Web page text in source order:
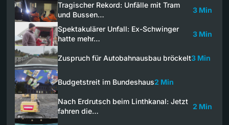
Tragischer Rekord: Unfälle mit Tram
und Bussen…
3 Min
Spektakulärer Unfall: Ex-Schwinger
hatte mehr…
3 Min
Zuspruch für Autobahnausbau bröckelt3 Min
Budgetstreit im Bundeshaus2 Min
Nach Erdrutsch beim Linthkanal: Jetzt
fahren die…
2 Min